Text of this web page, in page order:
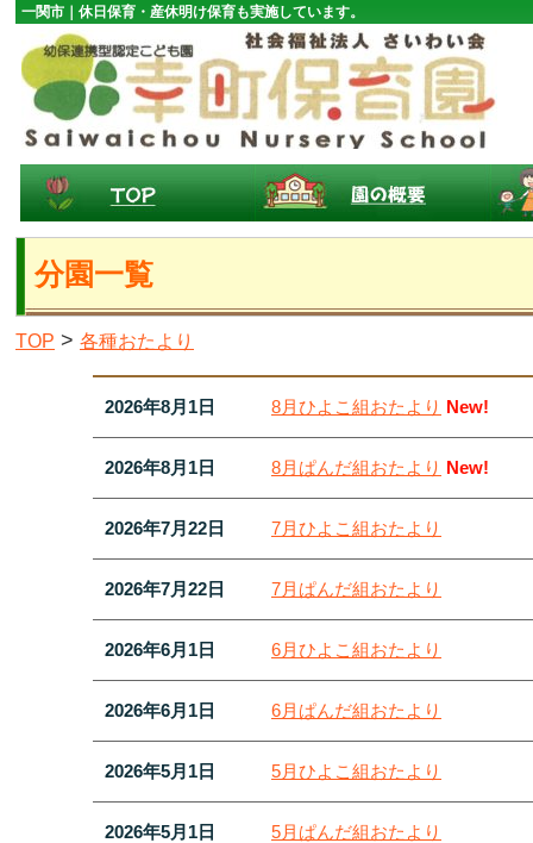
一関市｜休日保育・産休明け保育も実施しています。
分園一覧
TOP > 各種おたより
2026年8月1日 8月ひよこ組おたより New!
2026年8月1日 8月ぱんだ組おたより New!
2026年7月22日 7月ひよこ組おたより
2026年7月22日 7月ぱんだ組おたより
2026年6月1日 6月ひよこ組おたより
2026年6月1日 6月ぱんだ組おたより
2026年5月1日 5月ひよこ組おたより
2026年5月1日 5月ぱんだ組おたより